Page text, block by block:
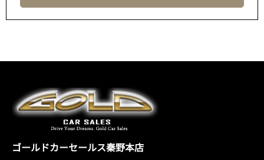
ゴールドカーセールス秦野本店